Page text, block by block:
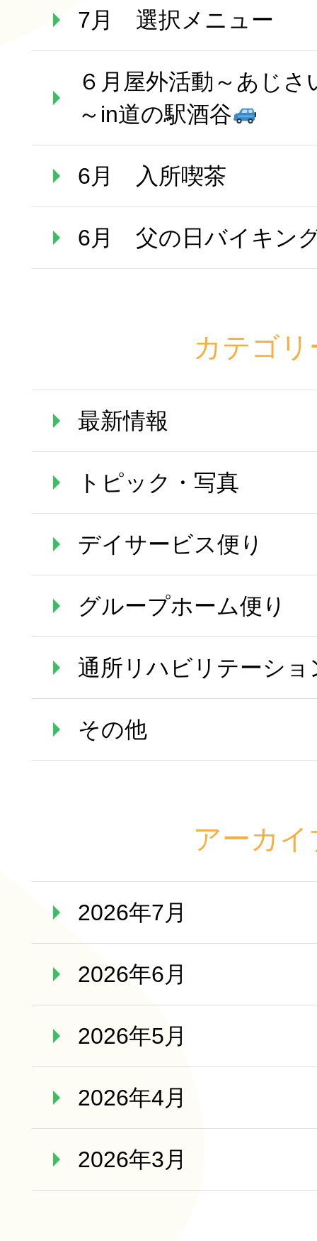
7月 選択メニュー
６月屋外活動～あじ
～in道の駅酒谷
6月 入所喫茶
6月 父の日バイキン
カテゴリ
最新情報
トピック・写真
デイサービス便り
グループホーム便り
通所リハビリテーショ
その他
アーカイ
2026年7月
2026年6月
2026年5月
2026年4月
2026年3月